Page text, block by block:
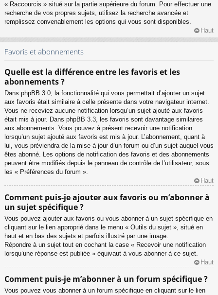
« Raccourcis » situé sur la partie supérieure du forum. Pour effectuer une
recherche de vos propres sujets, utilisez la recherche avancée et
remplissez convenablement les options qui vous sont disponibles.
Haut
Favoris et abonnements
Quelle est la différence entre les favoris et les
abonnements ?
Dans phpBB 3.0, la fonctionnalité qui vous permettait d’ajouter un sujet
aux favoris était similaire à celle présente dans votre navigateur internet.
Vous ne receviez aucune notification lorsqu’un sujet ajouté aux favoris
était mis à jour. Dans phpBB 3.3, les favoris sont davantage similaires
aux abonnements. Vous pouvez à présent recevoir une notification
lorsqu’un sujet ajouté aux favoris est mis à jour. L’abonnement, quant à
lui, vous préviendra de la mise à jour d’un forum ou d’un sujet auquel vous
êtes abonné. Les options de notification des favoris et des abonnements
peuvent être modifiés depuis le panneau de contrôle de l’utilisateur, sous
les « Préférences du forum ».
Haut
Comment puis-je ajouter aux favoris ou m’abonner à
un sujet spécifique ?
Vous pouvez ajouter aux favoris ou vous abonner à un sujet spécifique en
cliquant sur le lien approprié dans le menu « Outils du sujet », situé en
haut et en bas des sujets et parfois illustré par une image.
Répondre à un sujet tout en cochant la case « Recevoir une notification
lorsqu’une réponse est publiée » équivaut à vous abonner à ce sujet.
Haut
Comment puis-je m’abonner à un forum spécifique ?
Vous pouvez vous abonner à un forum spécifique en cliquant sur le lien